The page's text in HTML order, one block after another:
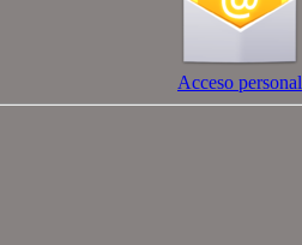
Acceso personal